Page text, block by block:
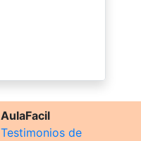
AulaFacil
Testimonios de